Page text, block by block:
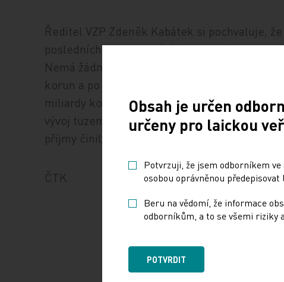
Ředitel VZP Zdeněk Kabátek si pochvaluje,
posledních let se největší tuzemská
Nemá žádné závazky po lhůtě splatnosti, na
korun a po několikaleté pauze začala také
miliardy korun. Vedle zlepšení řízení se o to
vývoj tuzemské ekonomiky. V plusu loni
příjmy činily 241,2 miliardy korun a výdaje 239
ČTK
Obsah je určen
určeny pro laickou
Potvrzuji, že jsem odborníkem
osobou oprávněnou
Beru na vědomí, že informace
odborníkům, a to se všemi riziky
POTVRDIT